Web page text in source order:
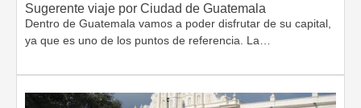
Sugerente viaje por Ciudad de Guatemala
Dentro de Guatemala vamos a poder disfrutar de su capital,
ya que es uno de los puntos de referencia. La…